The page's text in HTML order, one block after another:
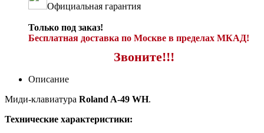
Официальная гарантия
Только под заказ!
Бесплатная доставка по Москве в пределах МКАД!
Звоните!!!
Описание
Миди-клавиатура Roland A-49 WH.
Технические характеристики: